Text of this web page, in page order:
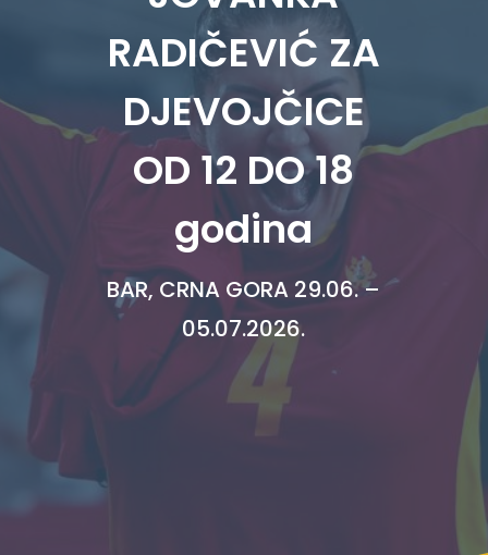
RADIČEVIĆ ZA
DJEVOJČICE
OD 12 DO 18
godina
BAR, CRNA GORA 29.06. –
05.07.2026.